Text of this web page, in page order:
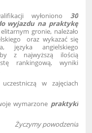
wyłoniono 30
wyjazdu na praktykę
gronie, należało
oraz wykazać się
języka angielskiego
z najwyższą ilością
rankingową, wyniki
w zajęciach
wymarzone praktyki
Życzymy powodzenia